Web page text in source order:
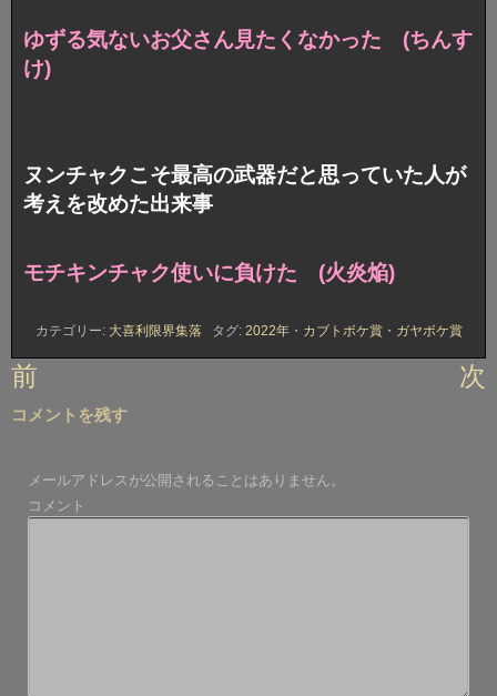
ゆずる気ないお父さん見たくなかった (ちんす
け)
ヌンチャクこそ最高の武器だと思っていた人が
考えを改めた出来事
モチキンチャク使いに負けた (火炎焔)
カテゴリー: 大喜利限界集落 タグ: 2022年 ・ カブトボケ賞 ・ ガヤボケ賞
投
ナ
ゲ
ー
前 次
コメントを残す
メールアドレスが公開されることはありません。
コメント